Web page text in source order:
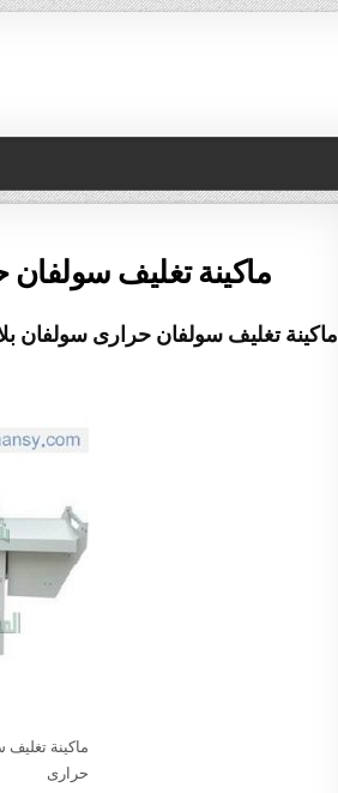
ماكينة تغليف
ماكينة تغليف سولفان حرارى سولفان
ماكينة
حرارى